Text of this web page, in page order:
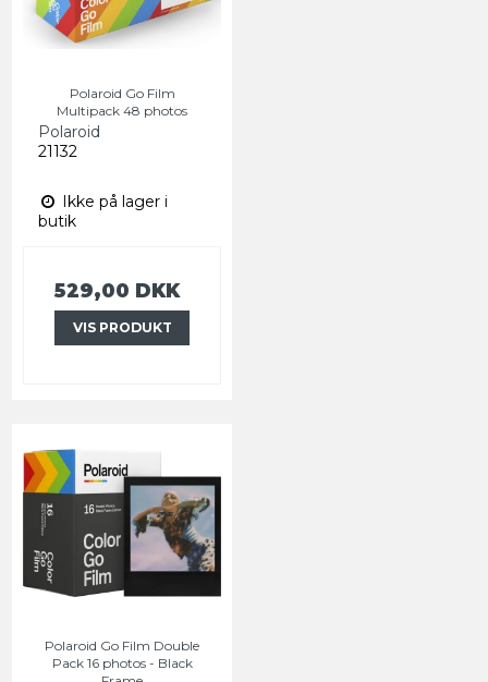
Polaroid Go Film
Multipack 48 photos
Polaroid
21132
Ikke på lager i
butik
529,00 DKK
VIS PRODUKT
Polaroid Go Film Double
Pack 16 photos - Black